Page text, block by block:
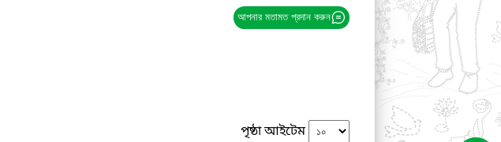
আপনার মতামত প্রদান করুন
পৃষ্ঠা আইটেম